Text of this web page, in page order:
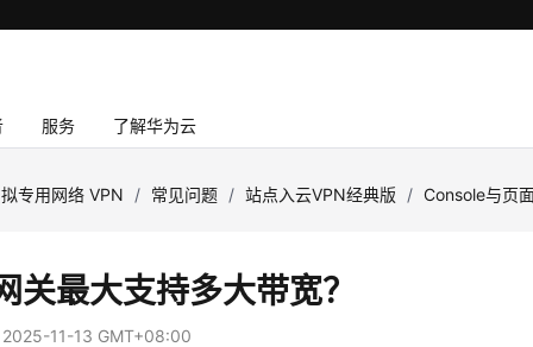
服务 了解华为云
专用网络 VPN / 常见问题 / 站点入云VPN经典版 / Console与页
关最大支持多大带宽？
2025-11-13 GMT+08:00